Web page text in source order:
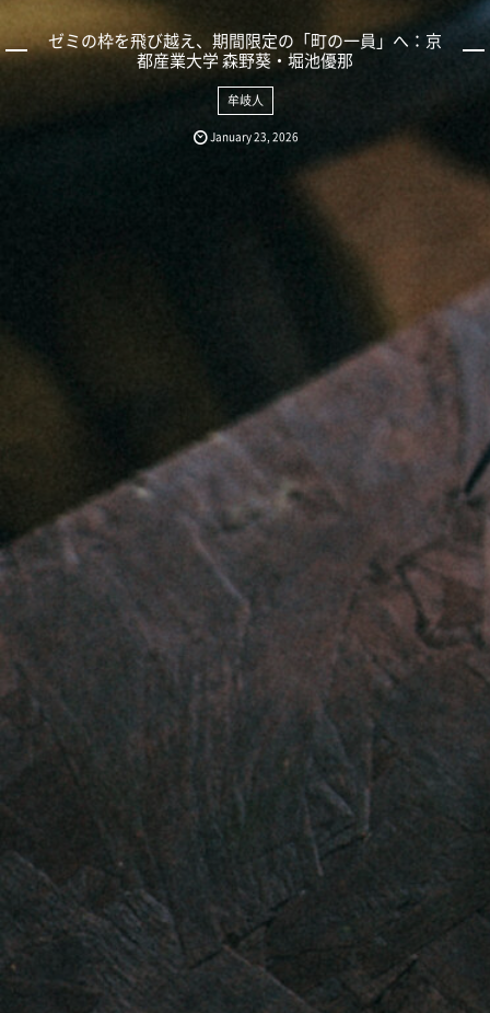
ゼミの枠を飛び越え、期間限定の「町の一員」へ：京
都産業大学 森野葵・堀池優那
牟岐人
January23,2026